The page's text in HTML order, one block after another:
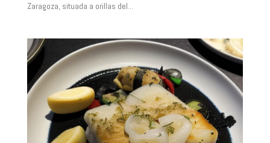
Zaragoza, situada a orillas del...